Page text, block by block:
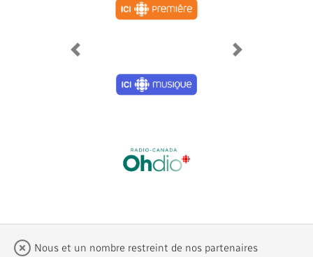
Previous Next
Nous et un nombre restreint de nos partenaires